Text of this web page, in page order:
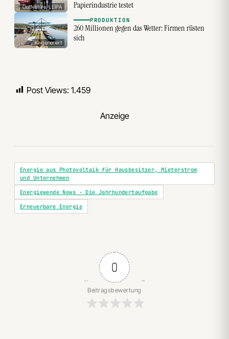
OutNature, LEIPA
Papierindustrie testet
KI-generiert
PRODUKTION
260 Millionen gegen das Wetter: Firmen rüsten
sich
Post Views: 1.459
Anzeige
Energie aus Photovoltaik für Hausbesitzer, Mieterstrom
und Unternehmen
Energiewende News - Die Jahrhundertaufgabe
Erneuerbare Energie
0
Beitragsbewertung